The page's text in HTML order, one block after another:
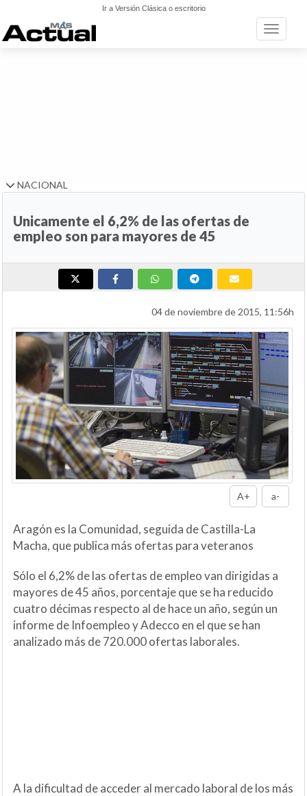
Ir a Versión Clásica o escritorio
Toggle
NACIONAL
Unicamente el 6,2% de las ofertas de
empleo son para mayores de 45
04 de noviembre de 2015, 11:56h
A+ a-
Aragón es la Comunidad, seguida de Castilla-La
Macha, que publica más ofertas para veteranos
Sólo el 6,2% de las ofertas de empleo van dirigidas a
mayores de 45 años, porcentaje que se ha reducido
cuatro décimas respecto al de hace un año, según un
informe de Infoempleo y Adecco en el que se han
analizado más de 720.000 ofertas laborales.
A la dificultad de acceder al mercado laboral de los más